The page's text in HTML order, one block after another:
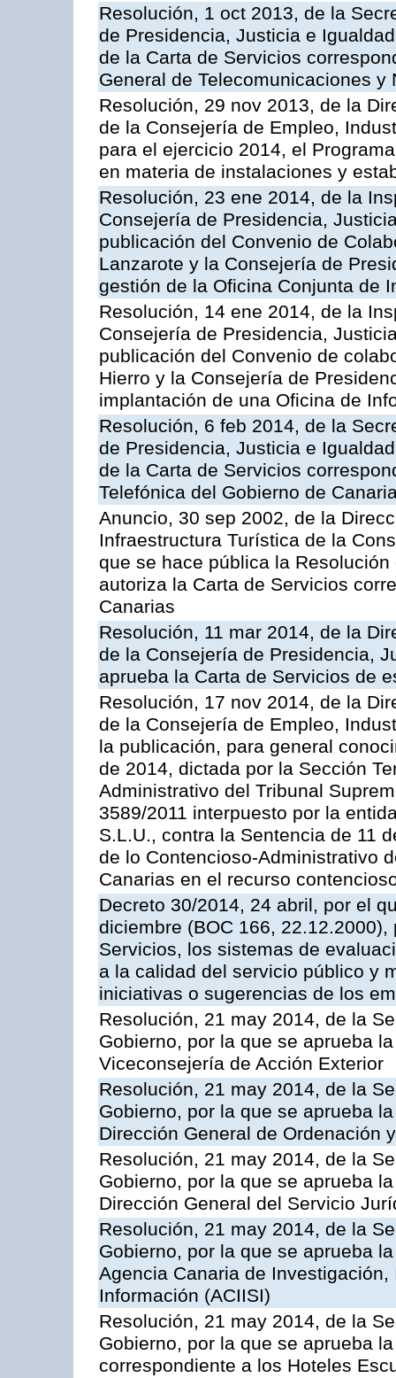
Resolución, 1 oct 2013, de la
de Presidencia, Justicia e
de la Carta de Servicios
General de Telecomunicaciones y
Resolución, 29 nov 2013, de la
de la Consejería de Empleo,
para el ejercicio 2014, el
en materia de instalaciones y
Resolución, 23 ene 2014, de la
Consejería de Presidencia,
publicación del Convenio de
Lanzarote y la Consejería de
gestión de la Oficina Conjunta de
Resolución, 14 ene 2014, de la
Consejería de Presidencia,
publicación del Convenio de
Hierro y la Consejería de
implantación de una Oficina de
Resolución, 6 feb 2014, de la
de Presidencia, Justicia e
de la Carta de Servicios
Telefónica del Gobierno de
Anuncio, 30 sep 2002, de la
Infraestructura Turística de la
que se hace pública la
autoriza la Carta de Servicios
Canarias
Resolución, 11 mar 2014, de la
de la Consejería de Presidencia,
aprueba la Carta de Servicios de
Resolución, 17 nov 2014, de la
de la Consejería de Empleo,
la publicación, para general
de 2014, dictada por la Sección
Administrativo del Tribunal
3589/2011 interpuesto por la
S.L.U., contra la Sentencia de 11
de lo Contencioso-Administrativo
Canarias en el recurso
Decreto 30/2014, 24 abril, por el
diciembre (BOC 166,
Servicios, los sistemas de
a la calidad del servicio público y
iniciativas o sugerencias de los
Resolución, 21 may 2014, de la
Gobierno, por la que se aprueba
Viceconsejería de Acción Exterior
Resolución, 21 may 2014, de la
Gobierno, por la que se aprueba
Dirección General de Ordenación
Resolución, 21 may 2014, de la
Gobierno, por la que se aprueba
Dirección General del Servicio
Resolución, 21 may 2014, de la
Gobierno, por la que se aprueba
Agencia Canaria de
Información (ACIISI)
Resolución, 21 may 2014, de la
Gobierno, por la que se aprueba
correspondiente a los Hoteles